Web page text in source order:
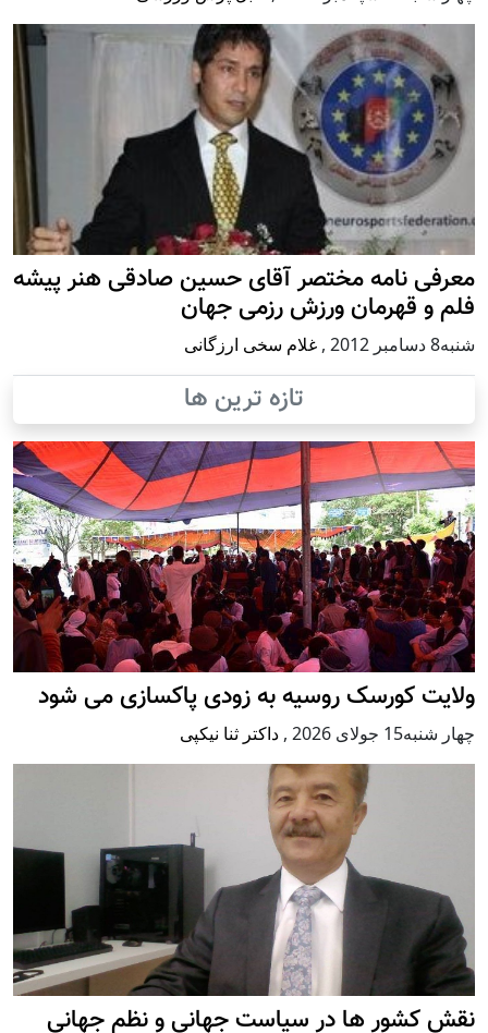
معرفی نامه مختصر آقای حسین صادقی هنر پیشه
فلم و قهرمان ورزش رزمی جهان
شنبه8 دسامبر 2012 , غلام سخی ارزگانی
تازه ترین ها
ولایت کورسک روسیه به زودی پاکسازی می شود
چهار شنبه15 جولای 2026 , داکتر ثنا نیکپی
نقش کشور ها در سیاست جهانی و نظم جهانی